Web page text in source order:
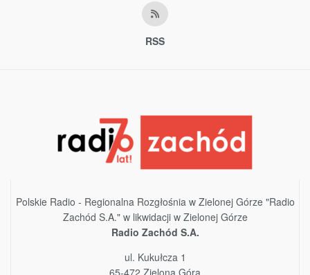
RSS
Polskie Radio - Regionalna Rozgłośnia w Zielonej Górze "Radio
Zachód S.A." w likwidacji w Zielonej Górze
Radio Zachód S.A.
ul. Kukułcza 1
65-472 Zielona Góra